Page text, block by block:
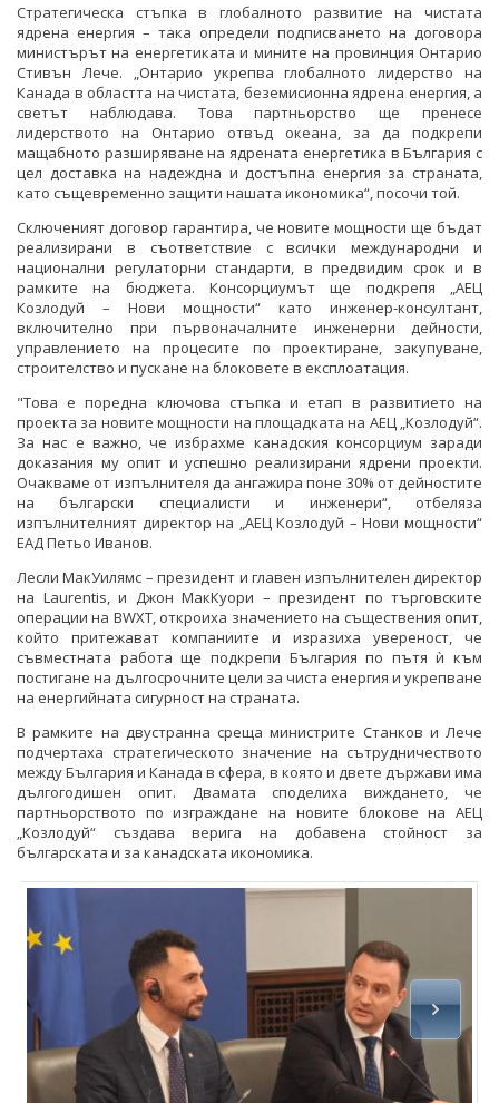
Стратегическа стъпка в глобалното развитие на чистата
ядрена енергия – така определи подписването на договора
министърът на енергетиката и мините на провинция Онтарио
Стивън Лече. „Онтарио укрепва глобалното лидерство на
Канада в областта на чистата, беземисионна ядрена енергия, а
светът наблюдава. Това партньорство ще пренесе
лидерството на Онтарио отвъд океана, за да подкрепи
мащабното разширяване на ядрената енергетика в България с
цел доставка на надеждна и достъпна енергия за страната,
като същевременно защити нашата икономика“, посочи той.
Сключеният договор гарантира, че новите мощности ще бъдат
реализирани в съответствие с всички международни и
национални регулаторни стандарти, в предвидим срок и в
рамките на бюджета. Консорциумът ще подкрепя „АЕЦ
Козлодуй – Нови мощности“ като инженер-консултант,
включително при първоначалните инженерни дейности,
управлението на процесите по проектиране, закупуване,
строителство и пускане на блоковете в експлоатация.
"Това е поредна ключова стъпка и етап в развитието на
проекта за новите мощности на площадката на АЕЦ „Козлодуй“.
За нас е важно, че избрахме канадския консорциум заради
доказания му опит и успешно реализирани ядрени проекти.
Очакваме от изпълнителя да ангажира поне 30% от дейностите
на български специалисти и инженери“, отбеляза
изпълнителният директор на „АЕЦ Козлодуй – Нови мощности“
ЕАД Петьо Иванов.
Лесли МакУилямс – президент и главен изпълнителен директор
на Laurentis, и Джон МакКуори – президент по търговските
операции на BWXT, откроиха значението на съществения опит,
който притежават компаниите и изразиха увереност, че
съвместната работа ще подкрепи България по пътя ѝ към
постигане на дългосрочните цели за чиста енергия и укрепване
на енергийната сигурност на страната.
В рамките на двустранна среща министрите Станков и Лече
подчертаха стратегическото значение на сътрудничеството
между България и Канада в сфера, в която и двете държави има
дългогодишен опит. Двамата споделиха виждането, че
партньорството по изграждане на новите блокове на АЕЦ
„Козлодуй“ създава верига на добавена стойност за
българската и за канадската икономика.